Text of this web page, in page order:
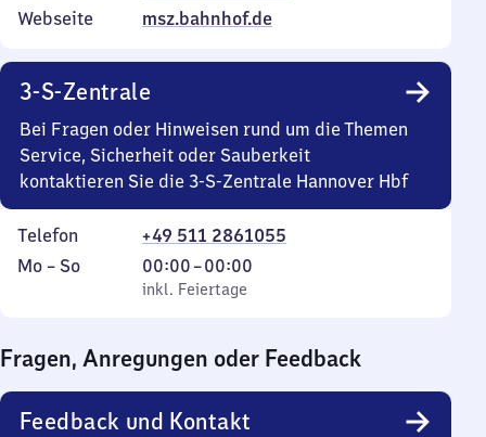
Webseite
msz.bahnhof.de
3-S-Zentrale
Bei Fragen oder Hinweisen rund um die Themen
Service, Sicherheit oder Sauberkeit
kontaktieren Sie die 3-S-Zentrale Hannover Hbf
Telefon
+49 511 2861055
Montag
Mo – So,
inkl. Feiertage
00:00–00:00
Von
0
0
Uhr
inkl. Feiertage
Fragen, Anregungen oder Feedback
Feedback und Kontakt